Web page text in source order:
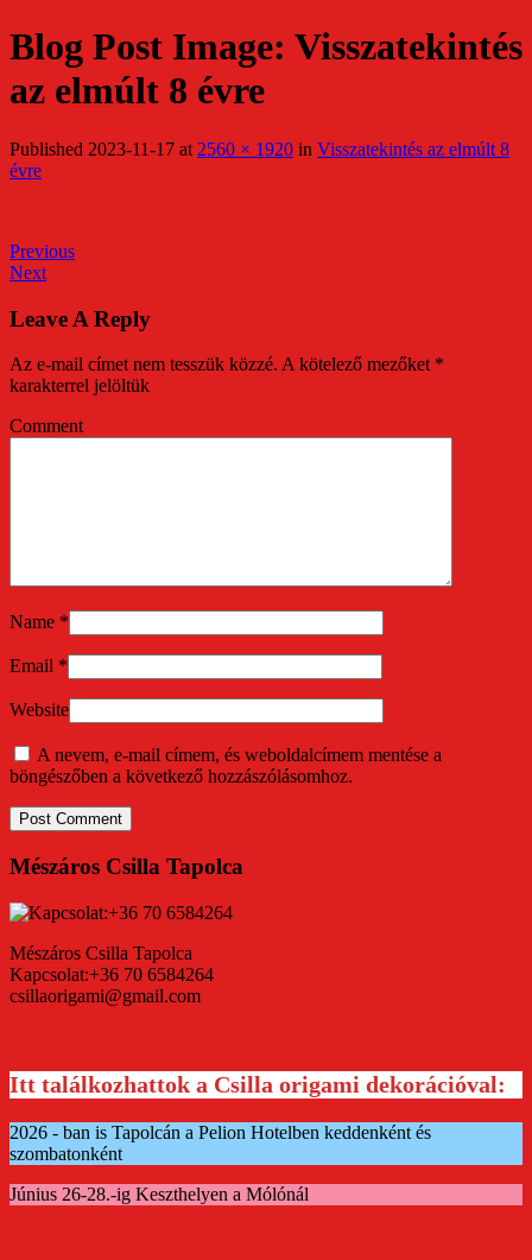
Blog Post Image: Visszatekintés
az elmúlt 8 évre
Published 2023-11-17 at 2560 × 1920 in Visszatekintés az elmúlt 8
évre
Previous
Next
Leave A Reply
Az e-mail címet nem tesszük közzé. A kötelező mezőket *
karakterrel jelöltük
Comment
Name *
Email *
Website
A nevem, e-mail címem, és weboldalcímem mentése a
böngészőben a következő hozzászólásomhoz.
Mészáros Csilla Tapolca
Mészáros Csilla Tapolca
Kapcsolat:+36 70 6584264
csillaorigami@gmail.com
Itt találkozhattok a Csilla origami dekorációval:
2026 - ban is Tapolcán a Pelion Hotelben keddenként és
szombatonként
Június 26-28.-ig Keszthelyen a Mólónál